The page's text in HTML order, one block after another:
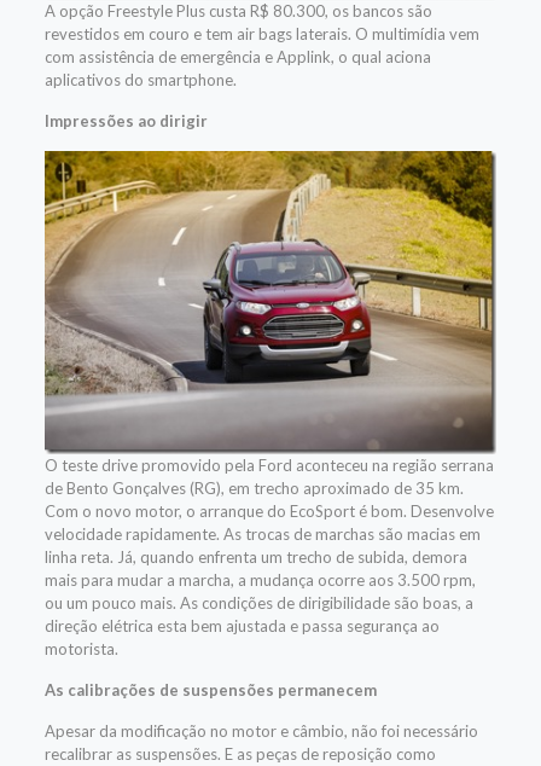
A opção Freestyle Plus custa R$ 80.300, os bancos são
revestidos em couro e tem air bags laterais. O multimídia vem
com assistência de emergência e Applink, o qual aciona
aplicativos do smartphone.
Impressões ao dirigir
O teste drive promovido pela Ford aconteceu na região serrana
de Bento Gonçalves (RG), em trecho aproximado de 35 km.
Com o novo motor, o arranque do EcoSport é bom. Desenvolve
velocidade rapidamente. As trocas de marchas são macias em
linha reta. Já, quando enfrenta um trecho de subida, demora
mais para mudar a marcha, a mudança ocorre aos 3.500 rpm,
ou um pouco mais. As condições de dirigibilidade são boas, a
direção elétrica esta bem ajustada e passa segurança ao
motorista.
As calibrações de suspensões permanecem
Apesar da modificação no motor e câmbio, não foi necessário
recalibrar as suspensões. E as peças de reposição como